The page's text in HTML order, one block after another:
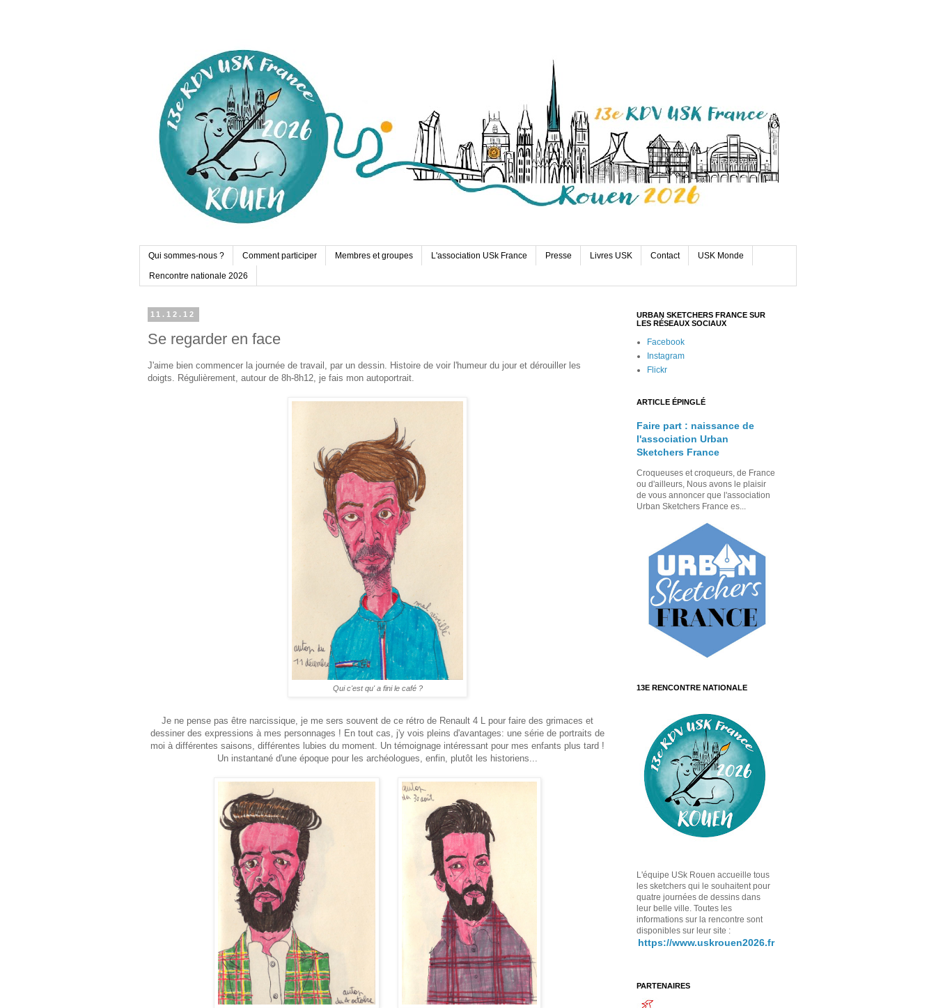
Qui sommes-nous ? Comment participer Membres et groupes L'association USk France Presse Livres USK Contact USK Monde
Rencontre nationale 2026
11.12.12
Se regarder en face
J'aime bien commencer la journée de travail, par un dessin. Histoire de voir l'humeur du jour et dérouiller les
doigts. Régulièrement, autour de 8h-8h12, je fais mon autoportrait.
Qui c'est qu' a fini le café ?
Je ne pense pas être narcissique, je me sers souvent de ce rétro de Renault 4 L pour faire des grimaces et
dessiner des expressions à mes personnages ! En tout cas, j'y vois pleins d'avantages: une série de portraits de
moi à différentes saisons, différentes lubies du moment. Un témoignage intéressant pour mes enfants plus tard !
Un instantané d'une époque pour les archéologues, enfin, plutôt les historiens...
URBAN SKETCHERS FRANCE SUR
LES RÉSEAUX SOCIAUX
Facebook
Instagram
Flickr
ARTICLE ÉPINGLÉ
Faire part : naissance de
l'association Urban
Sketchers France
Croqueuses et croqueurs, de France
ou d'ailleurs, Nous avons le plaisir
de vous annoncer que l'association
Urban Sketchers France es...
13E RENCONTRE NATIONALE
L'équipe USk Rouen accueille tous
les sketchers qui le souhaitent pour
quatre journées de dessins dans
leur belle ville. Toutes les
informations sur la rencontre sont
disponibles sur leur site :
https://www.uskrouen2026.fr
PARTENAIRES